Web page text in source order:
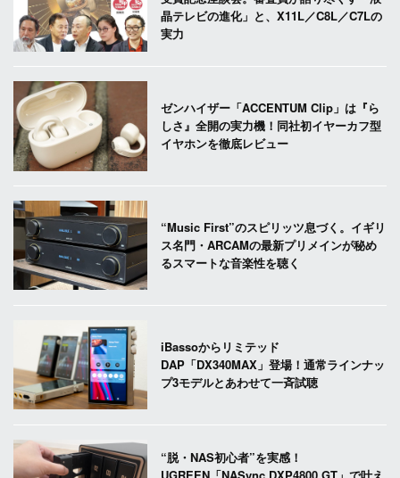
晶テレビの進化」と、X11L／C8L／C7Lの
実力
ゼンハイザー「ACCENTUM Clip」は『ら
しさ』全開の実力機！同社初イヤーカフ型
イヤホンを徹底レビュー
“Music First”のスピリッツ息づく。イギリ
ス名門・ARCAMの最新プリメインが秘め
るスマートな音楽性を聴く
iBassoからリミテッド
DAP「DX340MAX」登場！通常ラインナッ
プ3モデルとあわせて一斉試聴
“脱・NAS初心者”を実感！